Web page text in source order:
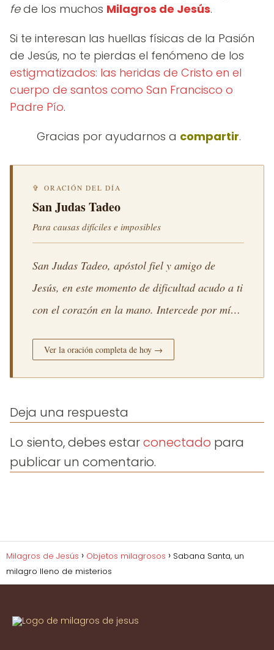
fede los muchos Milagros de Jesús.
Si te interesan las huellas físicas de la Pasión
de Jesús, no te pierdas el fenómeno de los
estigmatizados: las heridas de Cristo en el
cuerpo de santos como San Francisco o
Padre Pío.
Gracias por ayudarnos a compartir.
✞ ORACIÓN DEL DÍA
San Judas Tadeo
Para causas difíciles e imposibles
San Judas Tadeo, apóstol fiel y amigo de
Jesús, en este momento de dificultad acudo a ti
con el corazón en la mano. Intercede por mí
imposible se convierta en posible con su
gracia. Que la esperanza no muera en mi
llegue en el momento preciso. Amén.
Ver la oración completa de hoy →
Deja una respuesta
Lo siento, debes estarconectado para
publicar un comentario.
Milagros de Jesús Objetos milagrosos
Sabana Santa, un
milagro lleno de misterios